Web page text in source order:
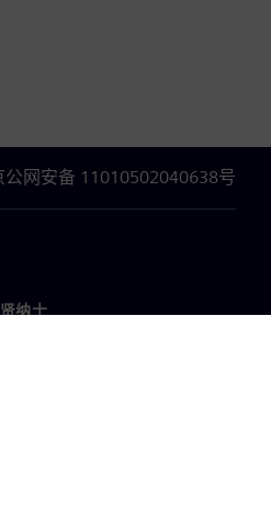
公网安备 11010502040638号
纳士